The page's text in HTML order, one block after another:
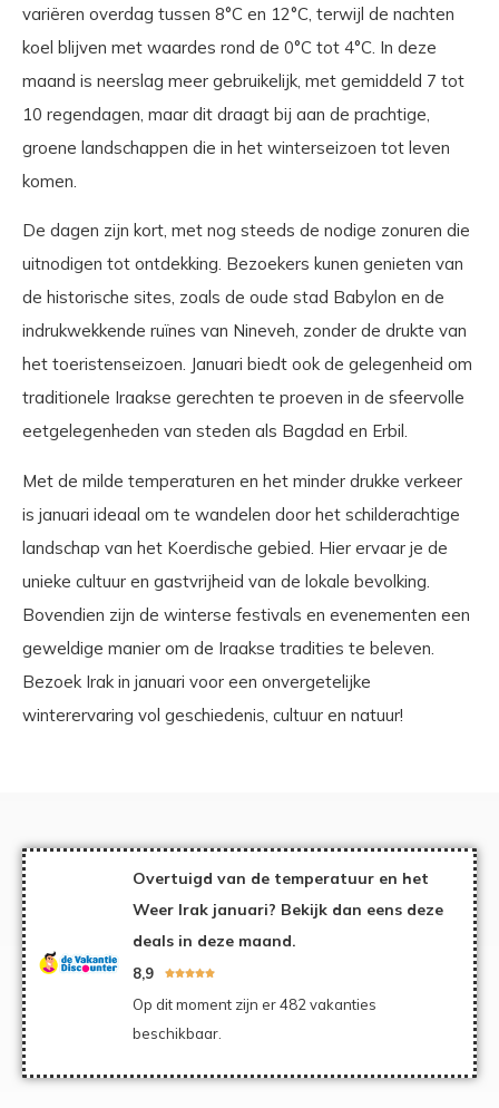
variëren overdag tussen 8°C en 12°C, terwijl de nachten
koel blijven met waardes rond de 0°C tot 4°C. In deze
maand is neerslag meer gebruikelijk, met gemiddeld 7 tot
10 regendagen, maar dit draagt bij aan de prachtige,
groene landschappen die in het winterseizoen tot leven
komen.
De dagen zijn kort, met nog steeds de nodige zonuren die
uitnodigen tot ontdekking. Bezoekers kunen genieten van
de historische sites, zoals de oude stad Babylon en de
indrukwekkende ruïnes van Nineveh, zonder de drukte van
het toeristenseizoen. Januari biedt ook de gelegenheid om
traditionele Iraakse gerechten te proeven in de sfeervolle
eetgelegenheden van steden als Bagdad en Erbil.
Met de milde temperaturen en het minder drukke verkeer
is januari ideaal om te wandelen door het schilderachtige
landschap van het Koerdische gebied. Hier ervaar je de
unieke cultuur en gastvrijheid van de lokale bevolking.
Bovendien zijn de winterse festivals en evenementen een
geweldige manier om de Iraakse tradities te beleven.
Bezoek Irak in januari voor een onvergetelijke
winterervaring vol geschiedenis, cultuur en natuur!
Overtuigd van de temperatuur en het
Weer Irak januari? Bekijk dan eens deze
deals in deze maand.
8,9 
Op dit moment zijn er 482 vakanties
beschikbaar.